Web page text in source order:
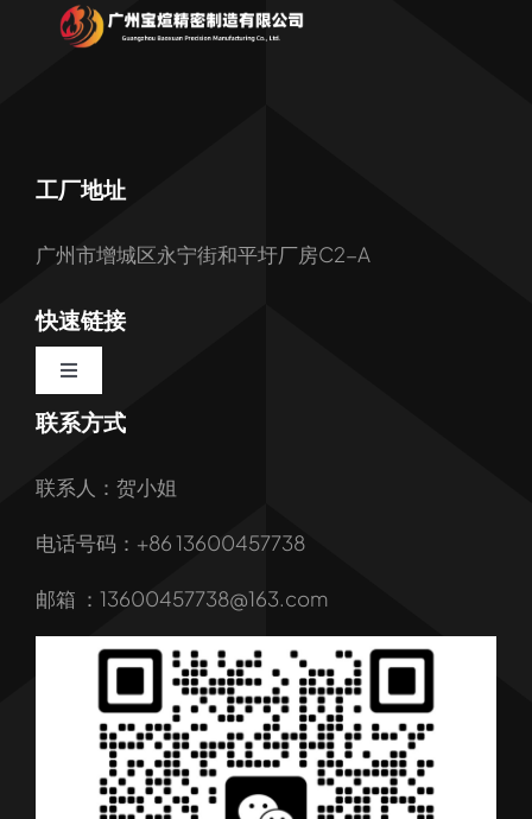
工厂地址
广州市增城区永宁街和平圩厂房C2-A
快速链接
Toggle
Navigation
首页
我们的服务
行业解决方案
联系方式
联系人：贺小姐
电话号码：+86 13600457738
邮箱 ：13600457738@163.com